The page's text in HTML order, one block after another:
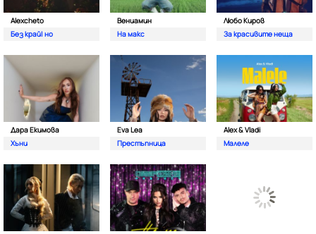
Alexcheto
Без край| но
Вениамин
На макс
Любо Киров
За красивите неща
Дара Екимова
Хъни
Eva Lea
Престъпница
Alex & Vladi
Малеле